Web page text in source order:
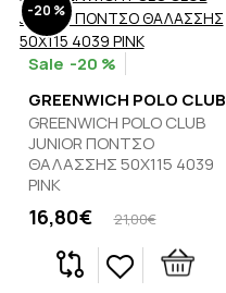
-20 %
-20 %
GREENWICH POLO CLUB
GREENWICH POLO CLUB
JUNIOR ΠΟΝΤΣΟ
ΘΑΛΑΣΣΗΣ 50Χ115 4039
PINK
21,00€
16,80€